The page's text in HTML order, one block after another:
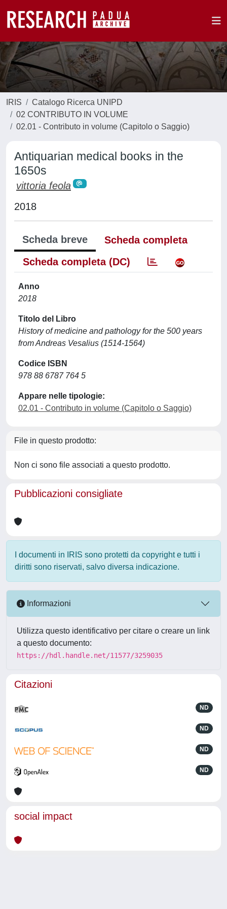
IRIS
Catalogo Ricerca UNIPD
02 CONTRIBUTO IN VOLUME
02.01 - Contributo in volume (Capitolo o Saggio)
Antiquarian medical books in the
1650s
vittoria feola
2018
Scheda breve
Scheda completa
Scheda completa (DC)
Anno
2018
Titolo del Libro
History of medicine and pathology for the 500 years
from Andreas Vesalius (1514-1564)
Codice ISBN
978 88 6787 764 5
Appare nelle tipologie:
02.01 - Contributo in volume (Capitolo o Saggio)
File in questo prodotto:
Non ci sono file associati a questo prodotto.
Pubblicazioni consigliate
I documenti in IRIS sono protetti da copyright e tutti i
diritti sono riservati, salvo diversa indicazione.
Informazioni
Utilizza questo identificativo per citare o creare un link
a questo documento:
https://hdl.handle.net/11577/3259035
Citazioni
ND
ND
ND
ND
social impact